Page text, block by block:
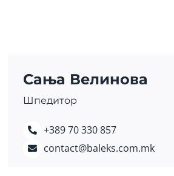
Сања Велинова
Шпедитор
+389 70 330 857
contact@baleks.com.mk